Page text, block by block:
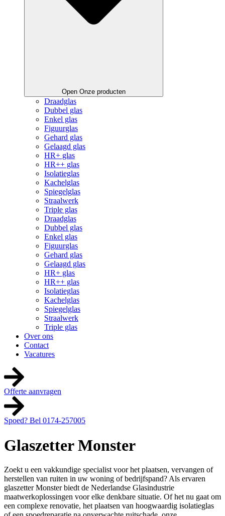
Open Onze producten
Draadglas
Dubbel glas
Enkel glas
Figuurglas
Gehard glas
Gelaagd glas
HR+ glas
HR++ glas
Isolatieglas
Kachelglas
Spiegelglas
Straalwerk
Triple glas
Draadglas
Dubbel glas
Enkel glas
Figuurglas
Gehard glas
Gelaagd glas
HR+ glas
HR++ glas
Isolatieglas
Kachelglas
Spiegelglas
Straalwerk
Triple glas
Over ons
Contact
Vacatures
Offerte aanvragen
Spoed? Bel 0174-257005
Glaszetter Monster
Zoekt u een vakkundige specialist voor het plaatsen, vervangen of
herstellen van ruiten in uw woning of bedrijfspand? Als ervaren
glaszetter Monster biedt de Nederlandse Glasindustrie
maatwerkoplossingen voor elke denkbare situatie. Of het nu gaat om
een complexe renovatie, het plaatsen van hoogwaardig isolatieglas